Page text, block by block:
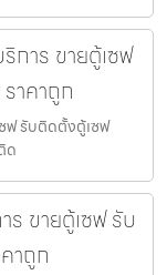
การ ขายตู้เซฟ
าคาถูก
ฟ รับติดตั้งตู้เซฟ
ด
ร ขายตู้เซฟ รับ
าถูก